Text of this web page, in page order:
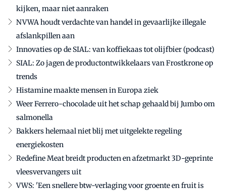
kijken, maar niet aanraken
NVWA houdt verdachte van handel in gevaarlijke illegale
afslankpillen aan
Innovaties op de SIAL: van koffiekaas tot olijfbier (podcast)
SIAL: Zo jagen de productontwikkelaars van Frostkrone op
trends
Histamine maakte mensen in Europa ziek
Weer Ferrero-chocolade uit het schap gehaald bij Jumbo om
salmonella
Bakkers helemaal niet blij met uitgelekte regeling
energiekosten
Redefine Meat breidt producten en afzetmarkt 3D-geprinte
vleesvervangers uit
VWS: 'Een snellere btw-verlaging voor groente en fruit is